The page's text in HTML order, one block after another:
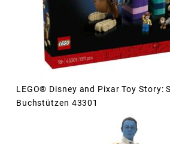
LEGO® Disney and Pixar Toy Story:
Buchstützen 43301